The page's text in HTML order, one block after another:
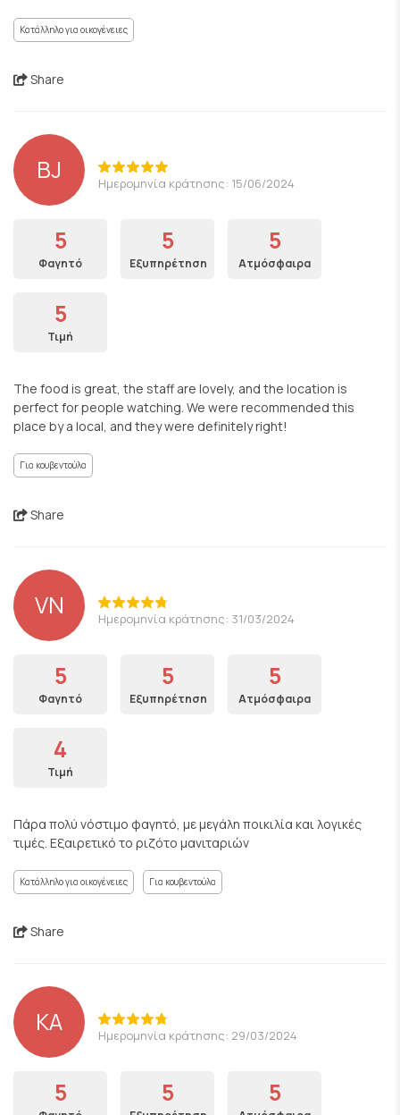
Κατάλληλο για οικογένειες
Share
BJ Ημερομηνία κράτησης: 15/06/2024
5
Φαγητό
5
Εξυπηρέτηση
5
Ατμόσφαιρα
5
Τιμή
The food is great, the staff are lovely, and the location is
perfect for people watching. We were recommended this
place by a local, and they were definitely right!
Για κουβεντούλα
Share
VN Ημερομηνία κράτησης: 31/03/2024
5
Φαγητό
5
Εξυπηρέτηση
5
Ατμόσφαιρα
4
Τιμή
Πάρα πολύ νόστιμο φαγητό, με μεγάλη ποικιλία και λογικές
τιμές. Εξαιρετικό το ριζότο μανιταριών
Κατάλληλο για οικογένειες Για κουβεντούλα
Share
KA Ημερομηνία κράτησης: 29/03/2024
5 5 5